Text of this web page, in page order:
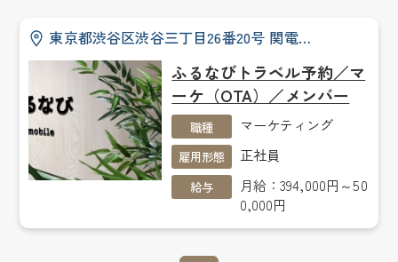
東京都渋谷区渋谷三丁目26番20号 関電…
ふるなびトラベル予約／マ
ーケ（OTA）／メンバー
職種 マーケティング
雇用形態 正社員
給与
月給：394,000円～50
0,000円